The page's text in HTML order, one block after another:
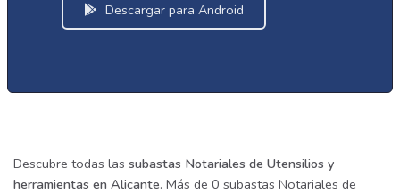
Descargar para Android
Descubre todas las subastas Notariales de Utensilios y
herramientas en Alicante. Más de 0 subastas Notariales de